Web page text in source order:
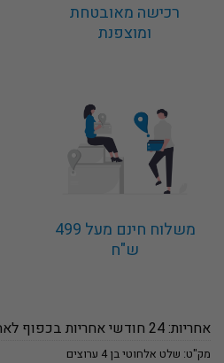
רכישה מאובטחת
ומוצפנת
משלוח חינם מעל 499
ש"ח
אחריות: 24 חודשי אחריות בכפוף לאחריות יצרן
מק"ט: שלט אלחוטי בן 4 ערוצים